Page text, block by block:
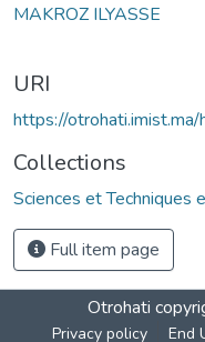
MAKROZ ILYASSE
URI
https://
Collections
Sciences et Techniques
Full item page
Otrohati
Privacy policy End